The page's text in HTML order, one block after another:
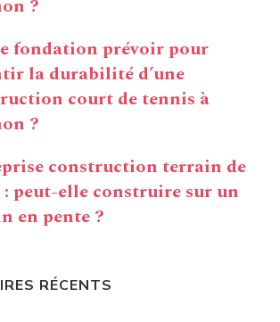
?
fondation prévoir pour
la durabilité d’une
court de tennis à
?
construction terrain de
: peut-elle construire sur un
en pente ?
RÉCENTS